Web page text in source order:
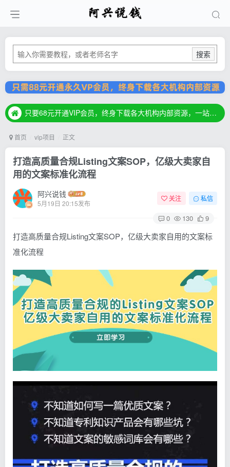
搜索
只要68元开通VIP会员，终身下载各大机构内部资源，一站式草根创业基地，最新最强网赚教程大全，小投入，大回报！
只要68元开通VIP会员，终身下载各大机构内部资源，一站式草根创业基地，最新最强网赚教程大全，小投入，大回报！
首页 vip项目 正文
打造高质量合规Listing文案SOP，亿级大卖家自
用的文案标准化流程
阿兴说钱
5月19日 20:15发布
关注 私信
0 130 9
打造高质量合规Listing文案SOP，亿级大卖家自用的文案标
准化流程